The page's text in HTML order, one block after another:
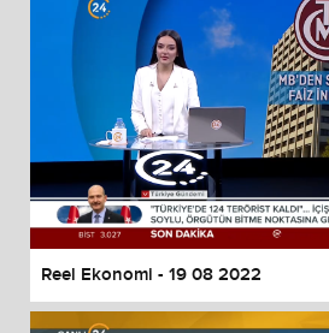
Reel Ekonomi - 19 08 2022